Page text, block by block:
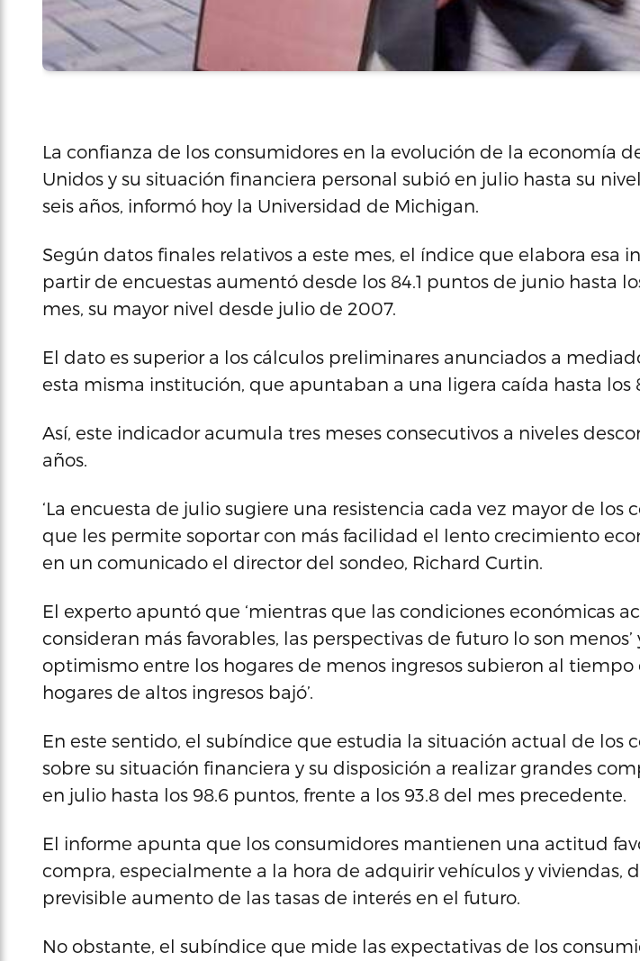
La confianza de los consumidores en la evolución de la economía
Unidos y su situación financiera personal subió en julio hasta su
seis años, informó hoy la Universidad de Michigan.
Según datos finales relativos a este mes, el índice que elabora esa
partir de encuestas aumentó desde los 84.1 puntos de junio hasta
mes, su mayor nivel desde julio de 2007.
El dato es superior a los cálculos preliminares anunciados a
esta misma institución, que apuntaban a una ligera caída hasta los
Así, este indicador acumula tres meses consecutivos a niveles
años.
‘La encuesta de julio sugiere una resistencia cada vez mayor de los
que les permite soportar con más facilidad el lento crecimiento
en un comunicado el director del sondeo, Richard Curtin.
El experto apuntó que ‘mientras que las condiciones económicas
consideran más favorables, las perspectivas de futuro lo son menos’
optimismo entre los hogares de menos ingresos subieron al tiempo
hogares de altos ingresos bajó’.
En este sentido, el subíndice que estudia la situación actual de los
sobre su situación financiera y su disposición a realizar grandes
en julio hasta los 98.6 puntos, frente a los 93.8 del mes precedente.
El informe apunta que los consumidores mantienen una actitud
compra, especialmente a la hora de adquirir vehículos y viviendas,
previsible aumento de las tasas de interés en el futuro.
No obstante, el subíndice que mide las expectativas de los